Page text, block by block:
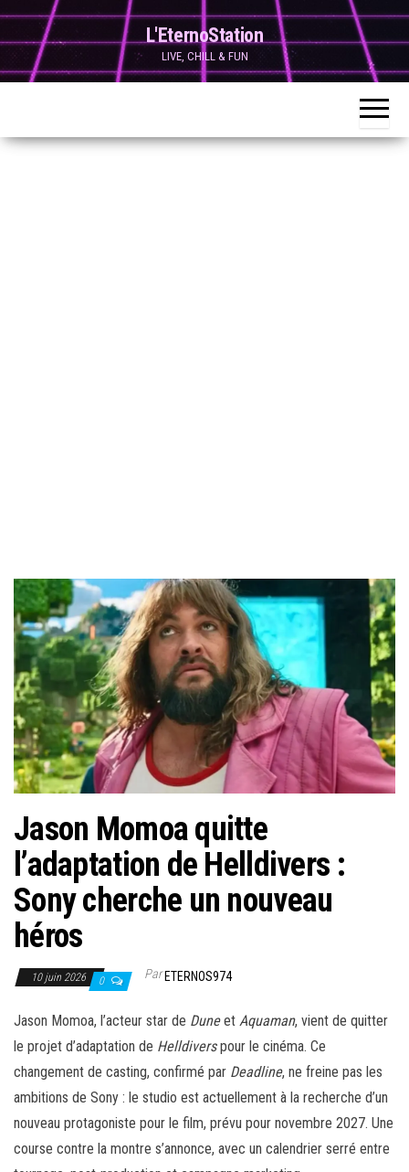
Skip
to
content
L'EternoStation
LIVE, CHILL & FUN
Jason Momoa quitte
l’adaptation de Helldivers :
Sony cherche un nouveau
héros
10 juin 2026 0 ParETERNOS974
Jason Momoa, l’acteur star de Duneet Aquaman, vient de quitter
le projet d’adaptation de Helldiverspour le cinéma. Ce
changement de casting, confirmé par Deadline, ne freine pas les
ambitions de Sony : le studio est actuellement à la recherche d’un
nouveau protagoniste pour le film, prévu pour novembre 2027. Une
course contre la montre s’annonce, avec un calendrier serré entre